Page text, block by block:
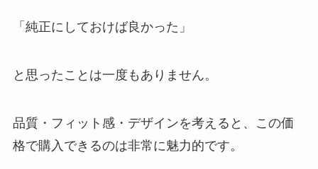
「純正にしておけば良かった」
と思ったことは一度もありません。
品質・フィット感・デザインを考えると、この価
格で購入できるのは非常に魅力的です。